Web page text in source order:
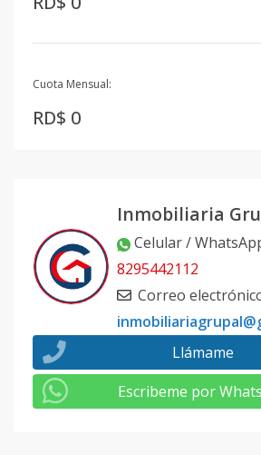
Cuota Mensual:
RD$ 0
Inmobiliaria
Celular /
8295442112
Correo
Llámame
Escribeme por